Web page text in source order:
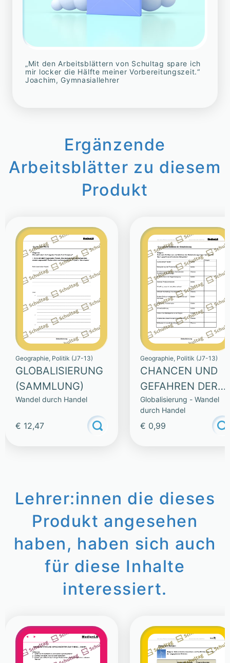
„Mit den Arbeitsblättern von Schultag spare ich
mir locker die Hälfte meiner Vorbereitungszeit.“
Joachim, Gymnasiallehrer
Ergänzende
Arbeitsblätter zu diesem
Produkt
Geographie, Politik (J7-13)
GLOBALISIERUNG
(SAMMLUNG)
Wandel durch Handel
€ 12,47
Geographie, Politik (J7-13)
CHANCEN UND
GEFAHREN DER
GLOBALISIERUNG
Globalisierung - Wandel
durch Handel
€ 0,99
Lehrer:innen die dieses
Produkt angesehen
haben, haben sich auch
für diese Inhalte
interessiert.